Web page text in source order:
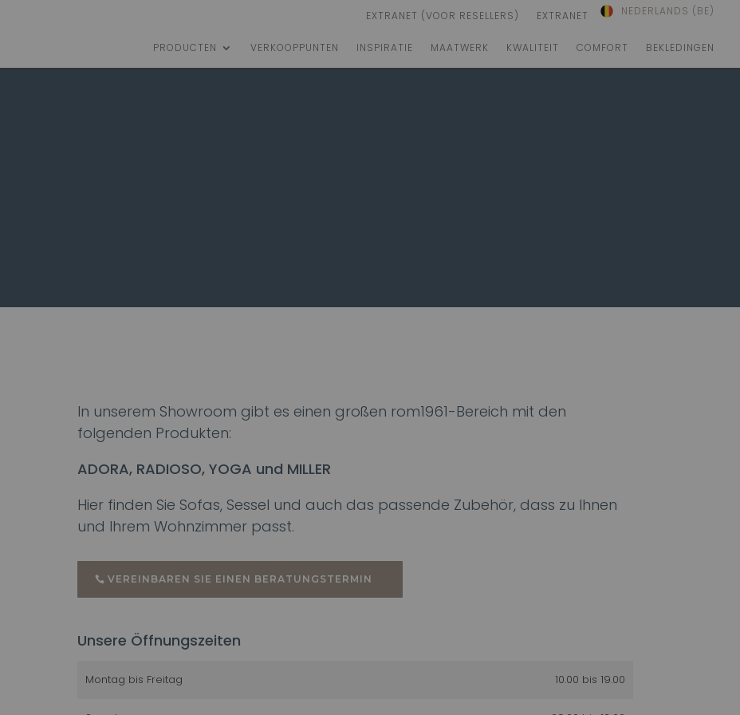
EXTRANET (VOOR RESELLERS) EXTRANET NEDERLANDS (BE)
PRODUCTEN VERKOOPPUNTEN INSPIRATIE MAATWERK KWALITEIT COMFORT BEKLEDINGEN
In unserem Showroom gibt es einen großen rom1961-Bereich mit den
folgenden Produkten:
ADORA, RADIOSO, YOGA und MILLER
Hier finden Sie Sofas, Sessel und auch das passende Zubehör, dass zu Ihnen
und Ihrem Wohnzimmer passt.
VEREINBAREN SIE EINEN BERATUNGSTERMIN
Unsere Öffnungszeiten
Montag bis Freitag 10.00 bis 19.00